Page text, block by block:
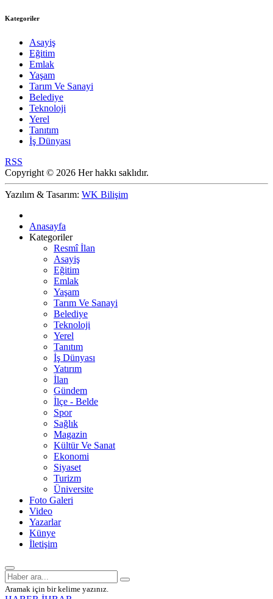
Kategoriler
Asayiş
Eğitim
Emlak
Yaşam
Tarım Ve Sanayi
Belediye
Teknoloji
Yerel
Tanıtım
İş Dünyası
RSS
Copyright © 2026 Her hakkı saklıdır.
Yazılım & Tasarım: WK Bilişim
Anasayfa
Kategoriler
Resmî İlan
Asayiş
Eğitim
Emlak
Yaşam
Tarım Ve Sanayi
Belediye
Teknoloji
Yerel
Tanıtım
İş Dünyası
Yatırım
İlan
Gündem
İlçe - Belde
Spor
Sağlık
Magazin
Kültür Ve Sanat
Ekonomi
Siyaset
Turizm
Üniversite
Foto Galeri
Video
Yazarlar
Künye
İletişim
Aramak için bir kelime yazınız.